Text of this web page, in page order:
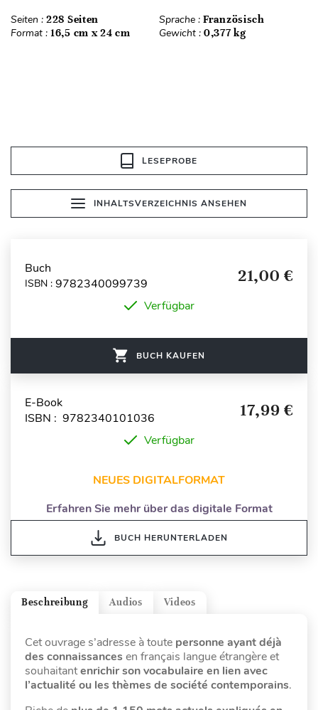
Seiten : 228 Seiten Sprache : Französisch
Format : 16,5 cm x 24 cm Gewicht : 0,377 kg
LESEPROBE
INHALTSVERZEICHNIS ANSEHEN
Buch
ISBN : 9782340099739 21,00 €
Verfügbar
BUCH KAUFEN
E-Book
ISBN : 9782340101036
17,99 €
Verfügbar
NEUES DIGITALFORMAT
Erfahren Sie mehr über das digitale Format
BUCH HERUNTERLADEN
Videos
Audios
Beschreibung
Cet ouvrage s’adresse à toute personne ayant déjà
des connaissances en français langue étrangère et
souhaitantenrichir son vocabulaire en lien avec
l’actualité ou les thèmes de société contemporains.